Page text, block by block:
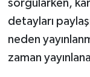
sorgularken,
detayları
neden
zaman